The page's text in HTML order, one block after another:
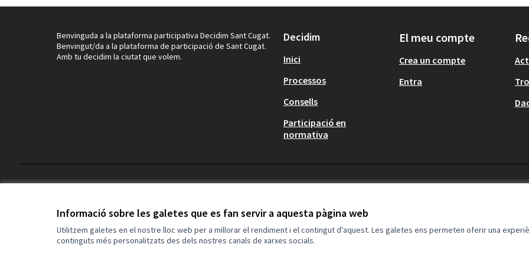
Informació sobre les galetes que es fan servir a aquesta pàgina web
Utilitzem galetes en el nostre lloc web per a millorar el rendiment i el contingut d'aquest. Les galetes ens permeten oferir una
continguts més personalitzats des dels nostres canals de xarxes socials.
Benvinguda a la plataforma participativa Decidim Sant Cugat.
Benvingut/da a la plataforma de participació de Sant Cugat.
Amb tu decidim la ciutat que volem.
Decidim
Inici
Processos
Consells
Participació en
normativa
El meu compte
Crea un compte
Entra
(Enllaç extern)